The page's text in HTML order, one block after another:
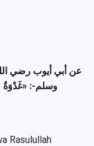
عن أبي أيوب رضي
وسلم-: «غَدْوَةٌ
Rasulullah